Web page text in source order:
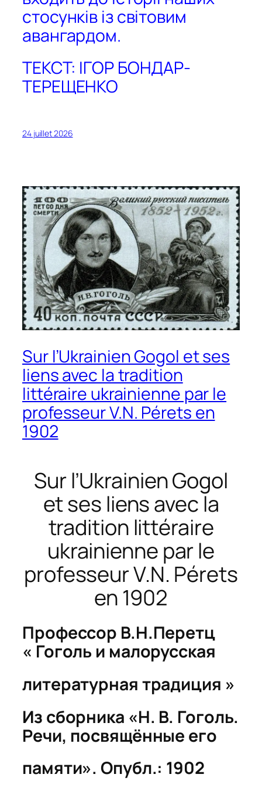
стосунків із світовим
авангардом.
ТЕКСТ: ІГОР БОНДАР-
ТЕРЕЩЕНКО
24 juillet 2026
Sur l’Ukrainien Gogol et ses
liens avec la tradition
littéraire ukrainienne par le
professeur V.N. Pérets en
1902
Sur l’Ukrainien Gogol
et ses liens avec la
tradition littéraire
ukrainienne par le
professeur V.N. Pérets
en 1902
Профессор В.Н.Перетц
« Гоголь и малорусская
литературная традиция »
Из сборника «Н. В. Гоголь.
Речи, посвящённые его
памяти». Опубл.: 1902